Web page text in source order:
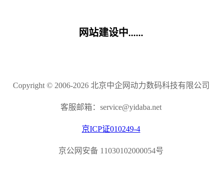
网站建设中......
Copyright © 2006-2026 北京中企网动力数码科技有限公司
客服邮箱：service@yidaba.net
京ICP证010249-4
京公网安备 11030102000054号